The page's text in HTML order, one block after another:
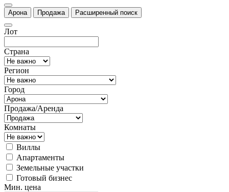
Арона Продажа Расширенный поиск
Лот
Страна
Регион
Город
Продажа/Аренда
Комнаты
Виллы
Апартаменты
Земельные участки
Готовый бизнес
Мин. цена